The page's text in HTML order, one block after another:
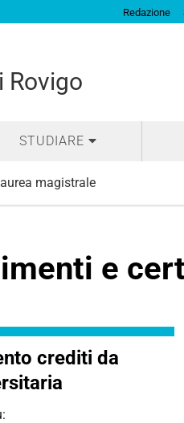
Redazione
Rovigo
STUDIARE
magistrale
e
crediti da